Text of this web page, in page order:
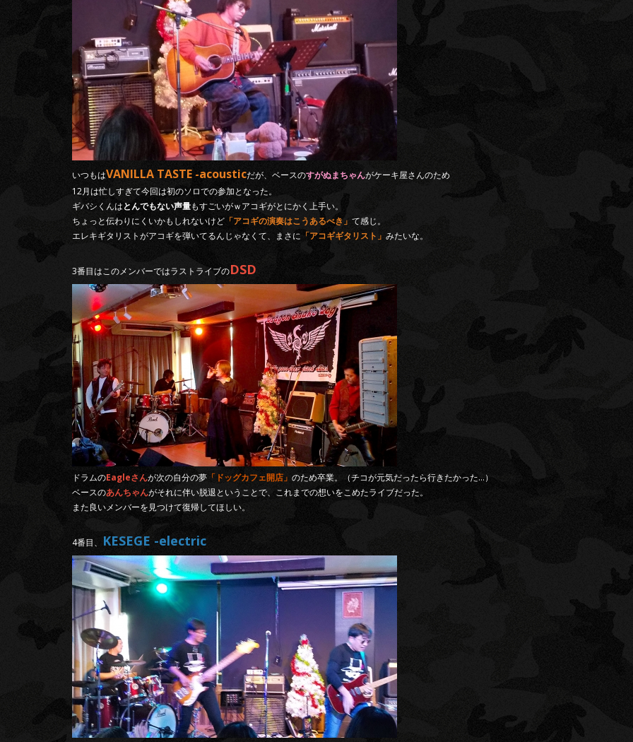
いつもはVANILLA TASTE -acousticだが、ベースのすがぬまちゃんがケーキ屋さんのため
12月は忙しすぎて今回は初のソロでの参加となった。
ギバシくんはとんでもない声量もすごいがｗアコギがとにかく上手い。
ちょっと伝わりにくいかもしれないけど 「アコギの演奏はこうあるべき」 て感じ。
エレキギタリストがアコギを弾いてるんじゃなくて、まさに 「アコギギタリスト」 みたいな。
3番目はこのメンバーではラストライブのDSD
ドラムのEagleさんが次の自分の夢 「ドッグカフェ開店」 のため卒業。（チコが元気だったら行きたかった…）
ベースのあんちゃんがそれに伴い脱退ということで、これまでの想いをこめたライブだった。
また良いメンバーを見つけて復帰してほしい。
4番目、 KESEGE -electric